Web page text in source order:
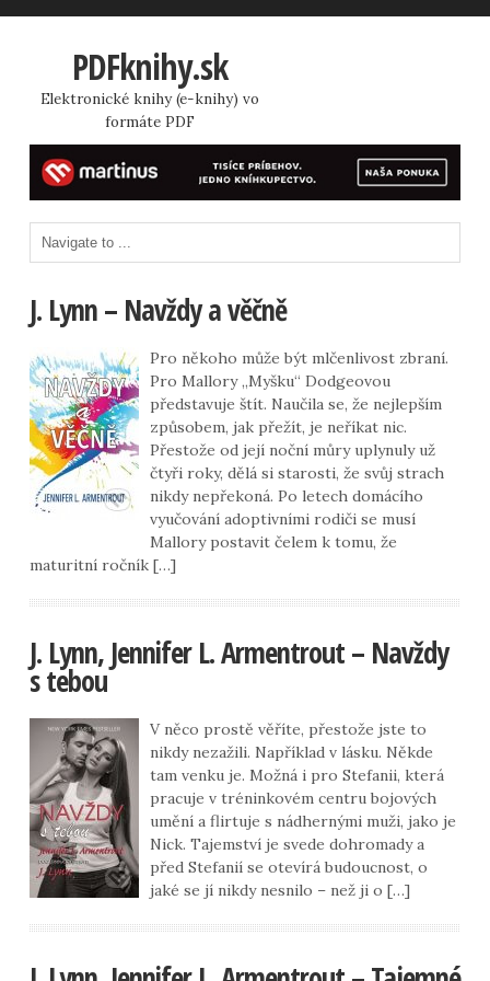
PDFknihy.sk
Elektronické knihy (e-knihy) vo
formáte PDF
J. Lynn – Navždy a věčně
Pro někoho může být mlčenlivost zbraní.
Pro Mallory „Myšku“ Dodgeovou
představuje štít. Naučila se, že nejlepším
způsobem, jak přežít, je neříkat nic.
Přestože od její noční můry uplynuly už
čtyři roky, dělá si starosti, že svůj strach
nikdy nepřekoná. Po letech domácího
vyučování adoptivními rodiči se musí
Mallory postavit čelem k tomu, že
maturitní ročník […]
J. Lynn, Jennifer L. Armentrout – Navždy
s tebou
V něco prostě věříte, přestože jste to
nikdy nezažili. Například v lásku. Někde
tam venku je. Možná i pro Stefanii, která
pracuje v tréninkovém centru bojových
umění a flirtuje s nádhernými muži, jako je
Nick. Tajemství je svede dohromady a
před Stefanií se otevírá budoucnost, o
jaké se jí nikdy nesnilo – než ji o […]